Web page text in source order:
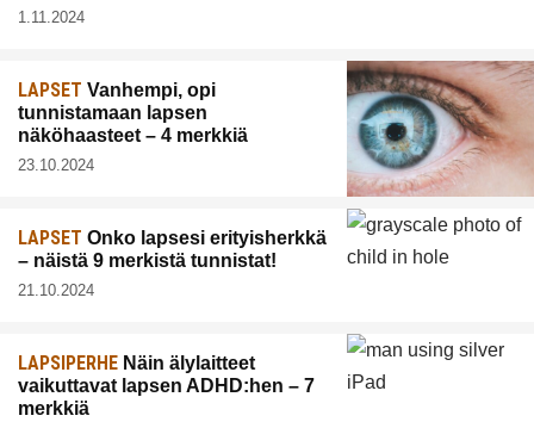
1.11.2024
LAPSET Vanhempi, opi
tunnistamaan lapsen
näköhaasteet – 4 merkkiä
23.10.2024
LAPSET Onko lapsesi erityisherkkä
– näistä 9 merkistä tunnistat!
21.10.2024
LAPSIPERHE Näin älylaitteet
vaikuttavat lapsen ADHD:hen – 7
merkkiä